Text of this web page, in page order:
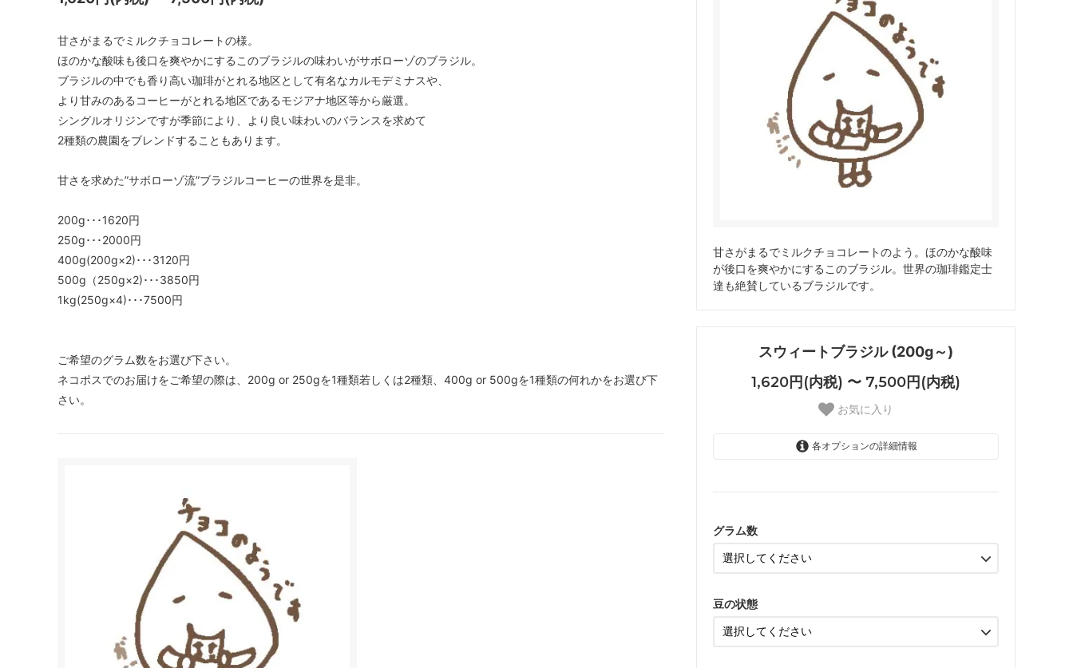
甘さがまるでミルクチョコレートのよう。ほのかな酸味
が後口を爽やかにするこのブラジル。世界の珈琲鑑定士
達も絶賛しているブラジルです。
スウィートブラジル (200g～)
1,620円(内税) 〜 7,500円(内税)
お気に入り
各オプションの詳細情報
グラム数
豆の状態
甘さがまるでミルクチョコレートの様。
ほのかな酸味も後口を爽やかにするこのブラジルの味わいがサボローゾのブラジル。
ブラジルの中でも香り高い珈琲がとれる地区として有名なカルモデミナスや、
より甘みのあるコーヒーがとれる地区であるモジアナ地区等から厳選。
シングルオリジンですが季節により、より良い味わいのバランスを求めて
2種類の農園をブレンドすることもあります。
甘さを求めた”サボローゾ流”ブラジルコーヒーの世界を是非。
200g･･･1620円
250g･･･2000円
400g(200g×2)･･･3120円
500g（250g×2)･･･3850円
1kg(250g×4)･･･7500円
ご希望のグラム数をお選び下さい。
ネコポスでのお届けをご希望の際は、200g or 250gを1種類若しくは2種類、400g or 500gを1種類の何れかをお選び下
さい。